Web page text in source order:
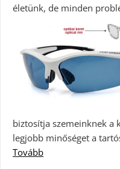
életünk, de minden
biztosítja szemeinknek a
legjobb minőséget a
Tovább